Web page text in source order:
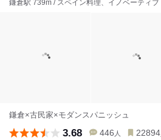
鎌倉駅 739m / スペイン料理、イノベーティブ
鎌倉×古民家×モダンスパニッシュ
3.68 446 人 22894